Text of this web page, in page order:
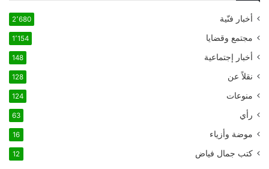
أخبار فنّية 2٬680
مجتمع وقضايا 1٬154
أخبار إجتماعية 148
نقلاً عن 128
منوعات 124
رأي 63
موضة وأزياء 16
كتب جمال فياض 12